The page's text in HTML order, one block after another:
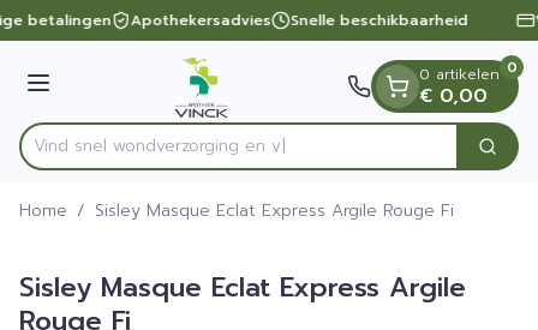
Ga naar de inhoud
1 van 1
betalingen Apothekersadvies Snelle beschikbaarheid
Menu
Product, merk, categorie...
Vind snel wondverzorgi Zoek
0 artikelen
€ 0,00
0
Home / Sisley Masque Eclat Express Argile Rouge Fi
Sisley Masque Eclat Express Argile
Rouge Fi